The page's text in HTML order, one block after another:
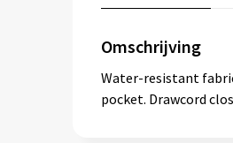
Omschrijving
Water-resistant
pocket. Drawcord